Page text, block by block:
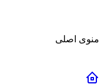
منوی اصلی